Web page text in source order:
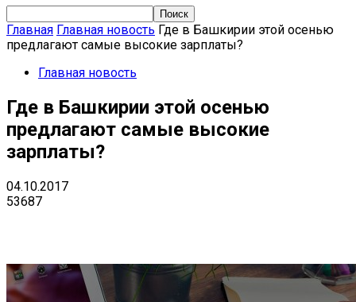
Главная Главная новость Где в Башкирии этой осенью
предлагают самые высокие зарплаты?
Главная новость
Где в Башкирии этой осенью
предлагают самые высокие
зарплаты?
04.10.2017
53687